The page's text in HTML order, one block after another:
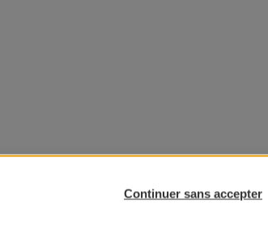
Continuer sans accepter